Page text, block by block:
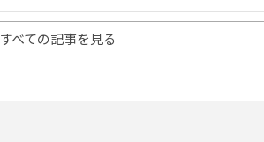
すべての記事を見る